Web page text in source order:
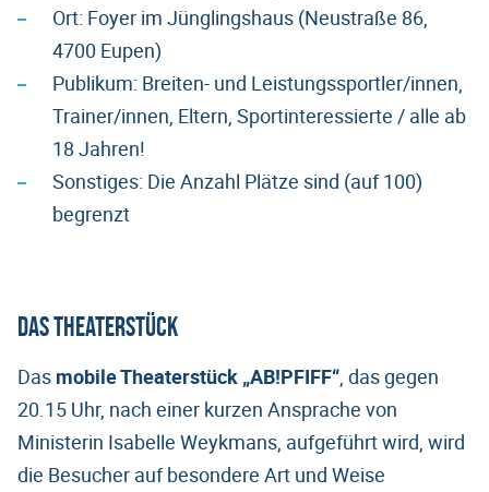
Ort: Foyer im Jünglingshaus (Neustraße 86,
4700 Eupen)
Publikum: Breiten- und Leistungssportler/innen,
Trainer/innen, Eltern, Sportinteressierte / alle ab
18 Jahren!
Sonstiges: Die Anzahl Plätze sind (auf 100)
begrenzt
Das Theaterstück
Das mobile Theaterstück „AB!PFIFF“, das gegen
20.15 Uhr, nach einer kurzen Ansprache von
Ministerin Isabelle Weykmans, aufgeführt wird, wird
die Besucher auf besondere Art und Weise